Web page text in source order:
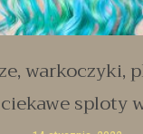
warkoczyki,
sploty